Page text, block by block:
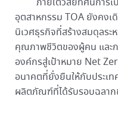
ภายใต้วิสัยทัศน์การ
อุตสาหกรรม TOA ยังคง
นิเวศธุรกิจที่สร้างสมดุลระ
คุณภาพชีวิตของผู้คน และ
องค์กรสู่เป้าหมาย Net
อนาคตที่ยั่งยืนให้กับประเท
ผลิตภัณฑ์ที่ได้รับรอบฉลา